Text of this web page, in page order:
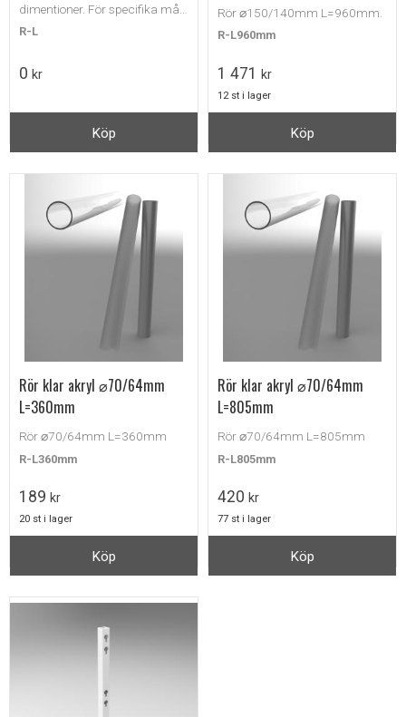
dimentioner. För specifika mått
eller storlek, vänligen begär en
R-L
0 kr
Köp
Rör ⌀150/140mm L=960mm.
R-L960mm
1 471 kr
12 st i lager
Köp
Rör klar akryl ⌀70/64mm
L=360mm
Rör ⌀70/64mm L=360mm
R-L360mm
189 kr
20 st i lager
Köp
Rör klar akryl ⌀70/64mm
L=805mm
Rör ⌀70/64mm L=805mm
R-L805mm
420 kr
77 st i lager
Köp